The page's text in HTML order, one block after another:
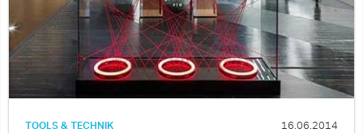
TOOLS & TECHNIK 16.06.2014